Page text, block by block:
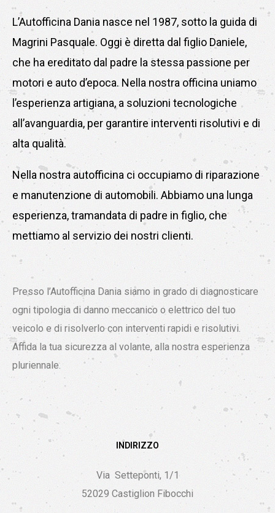
L’Autofficina Dania nasce nel 1987, sotto la guida di
Magrini Pasquale. Oggi è diretta dal figlio Daniele,
che ha ereditato dal padre la stessa passione per
motori e auto d’epoca. Nella nostra officina uniamo
l’esperienza artigiana, a soluzioni tecnologiche
all’avanguardia, per garantire interventi risolutivi e di
alta qualità.
Nella nostra autofficina ci occupiamo di riparazione
e manutenzione di automobili. Abbiamo una lunga
esperienza, tramandata di padre in figlio, che
mettiamo al servizio dei nostri clienti.
Presso l’Autofficina Dania siamo in grado di diagnosticare
ogni tipologia di danno meccanico o elettrico del tuo
veicolo e di risolverlo con interventi rapidi e risolutivi.
Affida la tua sicurezza al volante, alla nostra esperienza
pluriennale.
INDIRIZZO
Via Setteponti, 1/1
52029 Castiglion Fibocchi